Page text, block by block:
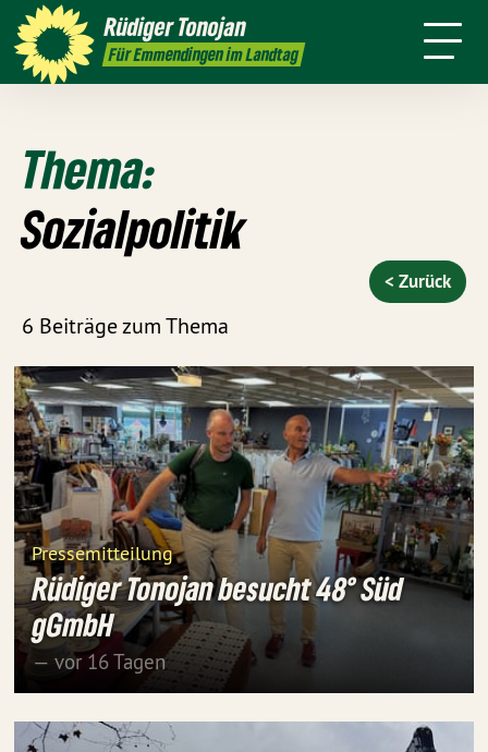
RüdigerTonojan
Für Emmendingen im Landtag
Termine Presse
Über mich Landtag
Thema:
Sozialpolitik
6 Beiträge zum Thema
< Zurück
Pressemitteilung
Rüdiger Tonojan besucht 48° Süd
gGmbH
— vor 16 Tagen